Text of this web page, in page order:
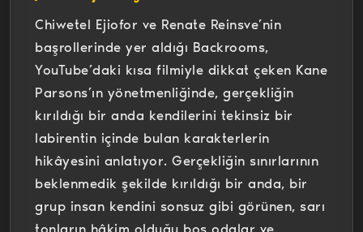
Chiwetel Ejiofor ve Renate Reinsve’nin
başrollerinde yer aldığı Backrooms,
YouTube’daki kısa filmiyle dikkat çeken Kane
Parsons’ın yönetmenliğinde, gerçekliğin
kırıldığı bir anda kendilerini tekinsiz bir
labirentin içinde bulan karakterlerin
hikâyesini anlatıyor. Gerçekliğin sınırlarının
beklenmedik şekilde kırıldığı bir anda, bir
grup insan kendini sonsuz gibi görünen, sarı